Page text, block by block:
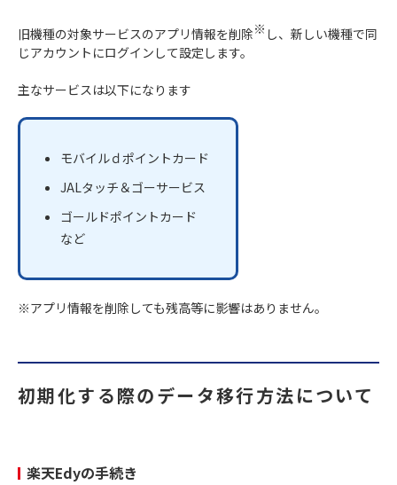
旧機種の対象サービスのアプリ情報を削除※ し、新しい機種で同
じアカウントにログインして設定します。
主なサービスは以下になります
モバイルｄポイントカード
JALタッチ＆ゴーサービス
ゴールドポイントカード
など
※アプリ情報を削除しても残高等に影響はありません。
初期化する際のデータ移行方法について
楽天Edyの手続き